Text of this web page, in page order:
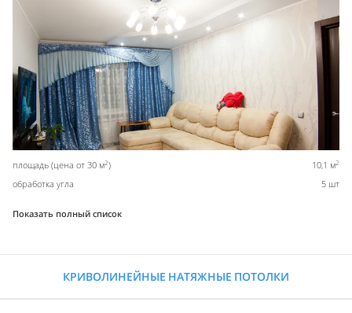
площадь (цена от 30 м2) 10,1 м2
обработка угла 5 шт
Показать полный список
КРИВОЛИНЕЙНЫЕ НАТЯЖНЫЕ ПОТОЛКИ